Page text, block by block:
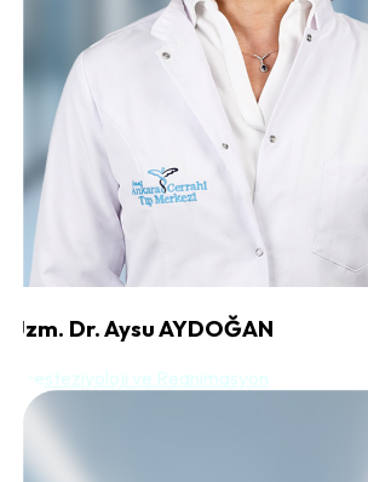
Uzm. Dr. Aysu AYDOĞAN
Anesteziyoloji ve Reanimasyon